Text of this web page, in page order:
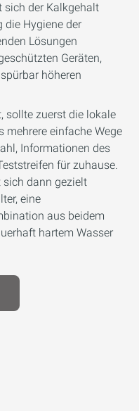
sich der Kalkgehalt
die Hygiene der
Lösungen
Geräten,
höheren
sollte zuerst die lokale
mehrere einfache Wege
Informationen des
für zuhause.
sich dann gezielt
eine
aus beidem
hartem Wasser